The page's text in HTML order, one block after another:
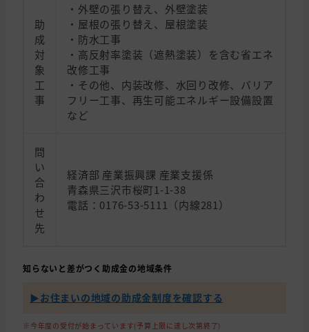
助
成
対
象
工
事
・外壁の張り替え、外壁塗装
・屋根の張り替え、屋根塗装
・防水工事
・高反射率塗装（遮熱塗装）を含む省エネ
改修工事
・その他、内装改修、水回り改修、バリア
フリー工事、再生可能エネルギー設備設置
など
問
い
合
わ
せ
先
経済部 産業振興課 産業支援係
青森県三沢市桜町1-1-38
電話：0176-53-5111（内線281）
知らないと差がつく助成金の地域条件
▶︎お住まいの地域の助成金制度を確認する
※今年度の受付が始まっています(予算上限に達し次第終了)